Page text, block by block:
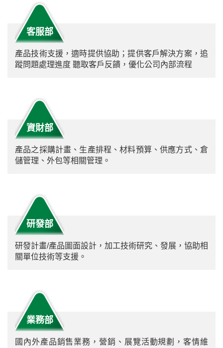
客服部
產品技術支援，適時提供協助；提供客戶解決方案，追
蹤問題處理進度 聽取客戶反饋，優化公司內部流程
資財部
產品之採購計畫、生產排程、材料預算、供應方式、倉
儲管理、外包等相關管理。
研發部
研發計畫/產品圖面設計，加工技術研究、發展，協助相
關單位技術等支援。
業務部
國內外產品銷售業務，營銷、展覽活動規劃，客情維